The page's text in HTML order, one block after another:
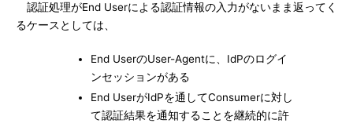
認証処理がEnd Userによる認証情報の入力がないまま返ってく
るケースとしては、
End UserのUser-Agentに、IdPのログイ
ンセッションがある
End UserがIdPを通してConsumerに対し
て認証結果を通知することを継続的に許